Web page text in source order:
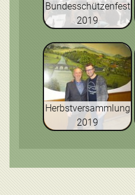
Bundesschützenfest
2019
Herbstversammlung
2019